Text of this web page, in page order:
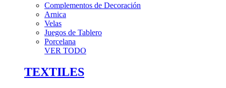
Complementos de Decoración
Arnica
Velas
Juegos de Tablero
Porcelana
VER TODO
TEXTILES